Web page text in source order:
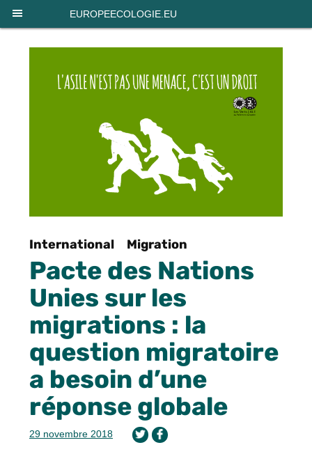
EUROPEECOLOGIE.EU
International Migration
Pacte des Nations
Unies sur les
migrations : la
question migratoire
a besoin d’une
réponse globale
29 novembre 2018